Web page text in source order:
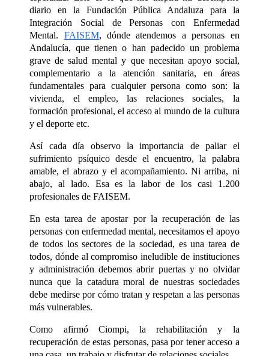
diario en la Fundación Pública Andaluza para la
Integración Social de Personas con Enfermedad
Mental. FAISEM, dónde atendemos a personas en
Andalucía, que tienen o han padecido un problema
grave de salud mental y que necesitan apoyo social,
complementario a la atención sanitaria, en áreas
fundamentales para cualquier persona como son: la
vivienda, el empleo, las relaciones sociales, la
formación profesional, el acceso al mundo de la cultura
y el deporte etc.
Así cada día observo la importancia de paliar el
sufrimiento psíquico desde el encuentro, la palabra
amable, el abrazo y el acompañamiento. Ni arriba, ni
abajo, al lado. Esa es la labor de los casi 1.200
profesionales de FAISEM.
En esta tarea de apostar por la recuperación de las
personas con enfermedad mental, necesitamos el apoyo
de todos los sectores de la sociedad, es una tarea de
todos, dónde al compromiso ineludible de instituciones
y administración debemos abrir puertas y no olvidar
nunca que la catadura moral de nuestras sociedades
debe medirse por cómo tratan y respetan a las personas
más vulnerables.
Como afirmó Ciompi, la rehabilitación y la
recuperación de estas personas, pasa por tener acceso a